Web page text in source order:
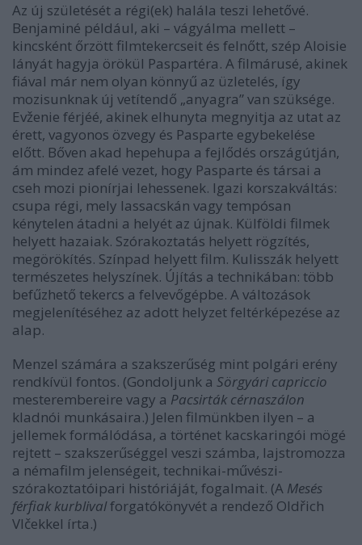
Az új születését a régi(ek) halála teszi lehetővé.
Benjaminé például, aki – vágyálma mellett –
kincsként őrzött filmtekercseit és felnőtt, szép Aloisie
lányát hagyja örökül Paspartéra. A filmárusé, akinek
fiával már nem olyan könnyű az üzletelés, így
mozisunknak új vetítendő „anyagra” van szüksége.
Evženie férjéé, akinek elhunyta megnyitja az utat az
érett, vagyonos özvegy és Pasparte egybekelése
előtt. Bőven akad hepehupa a fejlődés országútján,
ám mindez afelé vezet, hogy Pasparte és társai a
cseh mozi pionírjai lehessenek. Igazi korszakváltás:
csupa régi, mely lassacskán vagy tempósan
kénytelen átadni a helyét az újnak. Külföldi filmek
helyett hazaiak. Szórakoztatás helyett rögzítés,
megörökítés. Színpad helyett film. Kulisszák helyett
természetes helyszínek. Újítás a technikában: több
befűzhető tekercs a felvevőgépbe. A változások
megjelenítéséhez az adott helyzet feltérképezése az
alap.
Menzel számára a szakszerűség mint polgári erény
rendkívül fontos. (Gondoljunk a Sörgyári capriccio
mesterembereire vagy a Pacsirták cérnaszálon
kladnói munkásaira.) Jelen filmünkben ilyen – a
jellemek formálódása, a történet kacskaringói mögé
rejtett – szakszerűséggel veszi számba, lajstromozza
a némafilm jelenségeit, technikai-művészi-
szórakoztatóipari históriáját, fogalmait. (A Mesés
férfiak kurblivalforgatókönyvét a rendező Oldřich
Vlčekkel írta.)